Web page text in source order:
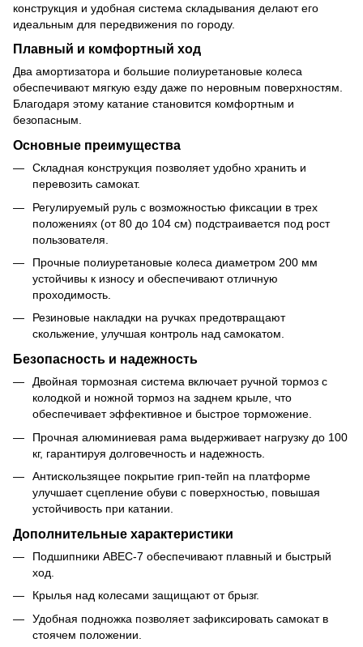
конструкция и удобная система складывания делают его
идеальным для передвижения по городу.
Плавный и комфортный ход
Два амортизатора и большие полиуретановые колеса
обеспечивают мягкую езду даже по неровным поверхностям.
Благодаря этому катание становится комфортным и
безопасным.
Основные преимущества
Складная конструкция позволяет удобно хранить и
перевозить самокат.
Регулируемый руль с возможностью фиксации в трех
положениях (от 80 до 104 см) подстраивается под рост
пользователя.
Прочные полиуретановые колеса диаметром 200 мм
устойчивы к износу и обеспечивают отличную
проходимость.
Резиновые накладки на ручках предотвращают
скольжение, улучшая контроль над самокатом.
Безопасность и надежность
Двойная тормозная система включает ручной тормоз с
колодкой и ножной тормоз на заднем крыле, что
обеспечивает эффективное и быстрое торможение.
Прочная алюминиевая рама выдерживает нагрузку до 100
кг, гарантируя долговечность и надежность.
Антискользящее покрытие грип-тейп на платформе
улучшает сцепление обуви с поверхностью, повышая
устойчивость при катании.
Дополнительные характеристики
Подшипники ABEC-7 обеспечивают плавный и быстрый
ход.
Крылья над колесами защищают от брызг.
Удобная подножка позволяет зафиксировать самокат в
стоячем положении.